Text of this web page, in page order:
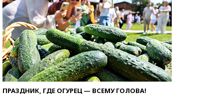
ПРАЗДНИК, ГДЕ ОГУРЕЦ — ВСЕМУ ГОЛОВА!